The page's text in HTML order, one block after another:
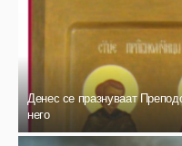
Денес се празнуваат
него